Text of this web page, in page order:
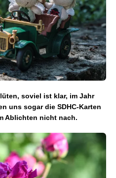
soviel ist klar, im Jahr
uns sogar die SDHC-Karten
Ablichten nicht nach.